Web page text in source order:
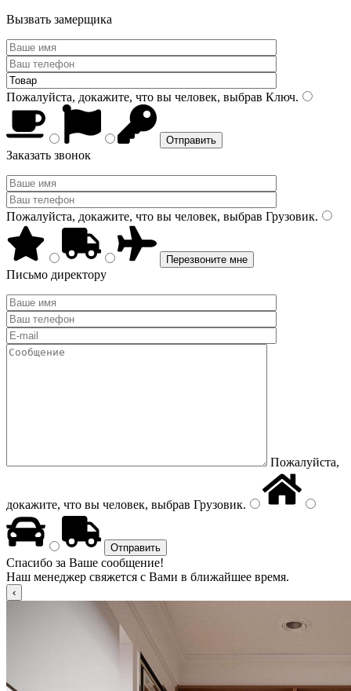
Вызвать замерщика
Пожалуйста, докажите, что вы человек, выбрав Ключ.
Заказать звонок
Пожалуйста, докажите, что вы человек, выбрав Грузовик.
Письмо директору
Пожалуйста,
докажите, что вы человек, выбрав Грузовик.
Спасибо за Ваше сообщение!
Наш менеджер свяжется с Вами в ближайшее время.